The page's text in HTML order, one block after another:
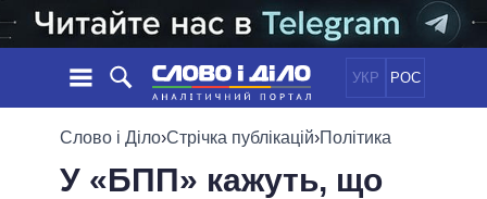
УКР РОС
НОВИНИ
СТРІЧКА
ПОЛІТИКА
ОБIЦЯНКИ
Слово і Діло›Стрічка публікацій›Політика
У «БПП» кажуть, що